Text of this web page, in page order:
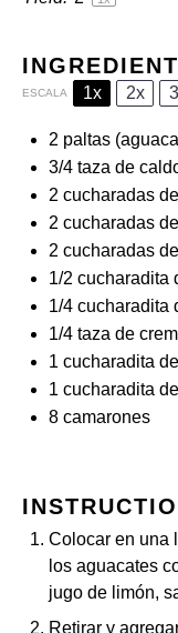
ESCALA 1x 2x
2 paltas
3/4 taza de
2 cucharadas
2 cucharadas
2 cucharadas
1/2 cucharadita
1/4 cucharadita
1/4 taza de
1 cucharadita
1 cucharadita
8 camarones
Colocar en una
los aguacates
jugo de limón,
Retirar y